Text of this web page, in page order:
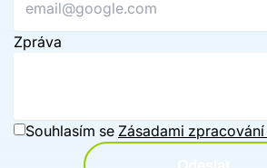
Zpráva
Souhlasím se Zásadami